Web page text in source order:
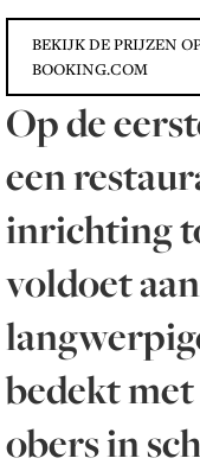
BEKIJK DE PRIJZEN
BOOKING.COM
Op de
een
inrichting
voldoet
bedekt
obers in